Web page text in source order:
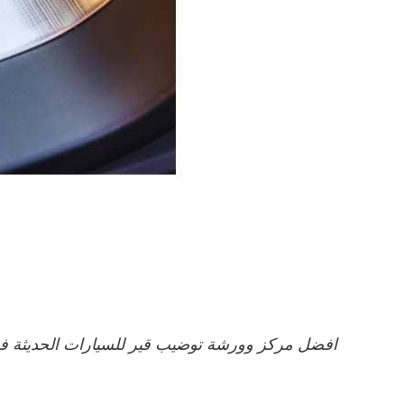
افضل مركز وورشة توضيب قير للسيارات الحديثة